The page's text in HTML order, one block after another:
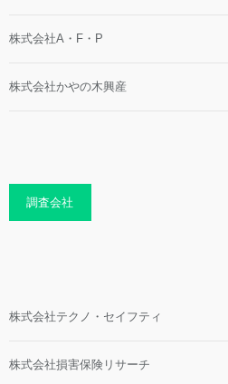
株式会社A・F・P
株式会社かやの木興産
調査会社
株式会社テクノ・セイフティ
株式会社損害保険リサーチ